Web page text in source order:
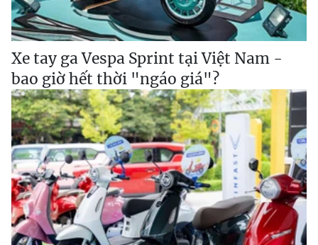
Xe tay ga Vespa Sprint tại Việt Nam -
bao giờ hết thời "ngáo giá"?